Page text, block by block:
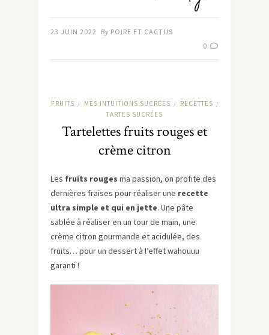
23 JUIN 2022 By POIRE ET CACTUS
0
FRUITS / MES INTUITIONS SUCRÉES / RECETTES /
TARTES SUCRÉES
Tartelettes fruits rouges et
crème citron
Les fruits rouges ma passion, on profite des
dernières fraises pour réaliser une recette
ultra simple et qui en jette. Une pâte
sablée à réaliser en un tour de main, une
crème citron gourmande et acidulée, des
fruits… pour un dessert à l’effet wahouuu
garanti !